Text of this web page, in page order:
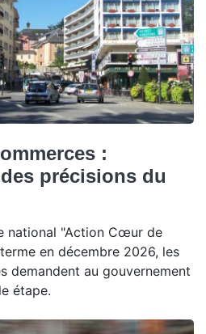
:
précisions du
national "Action Cœur de
en décembre 2026, les
demandent au gouvernement
étape.